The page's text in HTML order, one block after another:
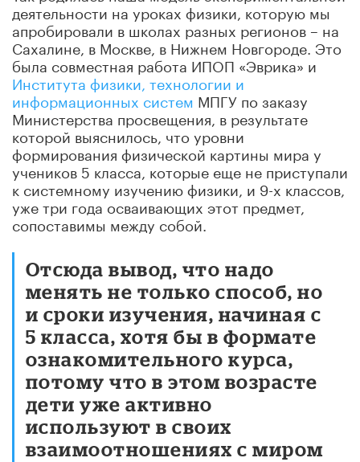
деятельности на уроках физики, которую мы
апробировали в школах разных регионов – на
Сахалине, в Москве, в Нижнем Новгороде. Это
была совместная работа ИПОП «Эврика» и
Института физики, технологии и
информационных систем МПГУ по заказу
Министерства просвещения, в результате
которой выяснилось, что уровни
формирования физической картины мира у
учеников 5 класса, которые еще не приступали
к системному изучению физики, и 9-х классов,
уже три года осваивающих этот предмет,
сопоставимы между собой.
Отсюда вывод, что надо
менять не только способ, но
и сроки изучения, начиная с
5 класса, хотя бы в формате
ознакомительного курса,
потому что в этом возрасте
дети уже активно
используют в своих
взаимоотношениях с миром